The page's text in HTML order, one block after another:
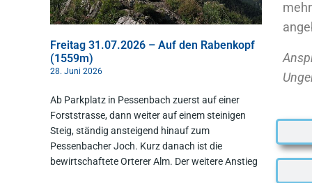
Freitag 31.07.2026 – Auf den Rabenkopf
(1559m)
28. Juni 2026
Ab Parkplatz in Pessenbach zuerst auf einer
Forststrasse, dann weiter auf einem steinigen
Steig, ständig ansteigend hinauf zum
Pessenbacher Joch. Kurz danach ist die
bewirtschaftete Orterer Alm. Der weitere Anstieg